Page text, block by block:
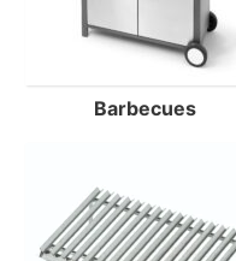
Barbecues